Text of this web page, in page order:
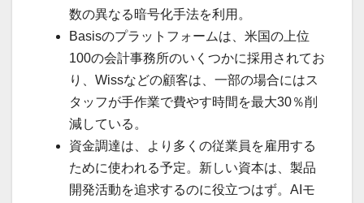
数の異なる暗号化手法を利用。
Basisのプラットフォームは、米国の上位
100の会計事務所のいくつかに採用されてお
り、Wissなどの顧客は、一部の場合にはス
タッフが手作業で費やす時間を最大30％削
減している。
資金調達は、より多くの従業員を雇用する
ために使われる予定。新しい資本は、製品
開発活動を追求するのに役立つはず。AIモ